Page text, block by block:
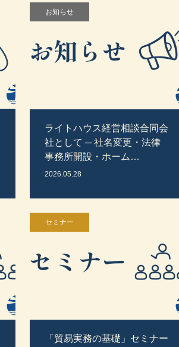
お知らせ
ライトハウス経営相談合同会
社として ─ 社名変更・法律
事務所開設・ホーム…
2026.05.28
セミナー
「貿易実務の基礎」セミナー